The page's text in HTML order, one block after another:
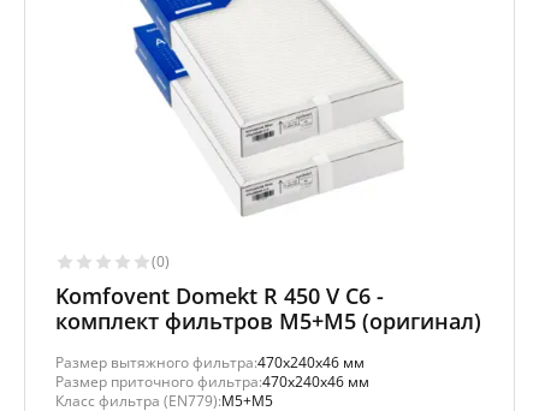
(0)
Komfovent Domekt R 450 V C6 -
комплект фильтров M5+M5 (оригинал)
Размер вытяжного фильтра:470x240x46 мм
Размер приточного фильтра:470x240x46 мм
Класс фильтра (EN779):M5+M5